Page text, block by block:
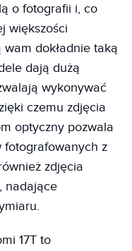
o fotografii i, co
większości
dokładnie taką
dają dużą
wykonywać
czemu zdjęcia
optyczny pozwala
z
zdjęcia
nadające
17T to